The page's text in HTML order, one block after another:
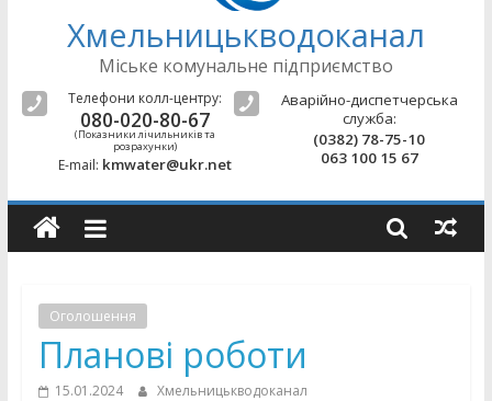
Хмельницькводоканал
Міське комунальне підприємство
Телефони колл-центру:
080-020-80-67
(Показники лічильників та
розрахунки)
E-mail: kmwater@ukr.net
Аварійно-диспетчерська
служба:
(0382) 78-75-10
063 100 15 67
Оголошення
Планові роботи
15.01.2024 Хмельницькводоканал